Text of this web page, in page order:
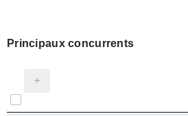
Principaux concurrents